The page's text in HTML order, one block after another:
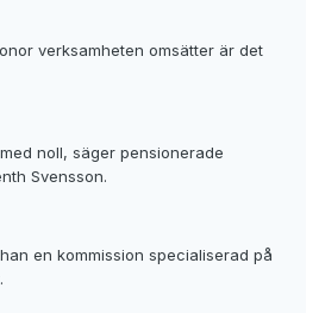
verksamheten omsätter är det
noll, säger pensionerade
Svensson.
en kommission specialiserad på